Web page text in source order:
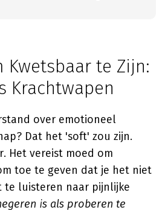
Kwetsbaar te Zijn:
Krachtwapen
over emotioneel
Dat het 'soft' zou zijn.
Het vereist moed om
toe te geven dat je het niet
te luisteren naar pijnlijke
is als proberen te